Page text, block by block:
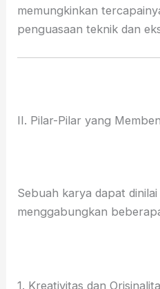
memungkinkan
penguasaan teknik dan
II. Pilar-Pilar yang
Sebuah karya dapat
menggabungkan
1. Kreativitas dan